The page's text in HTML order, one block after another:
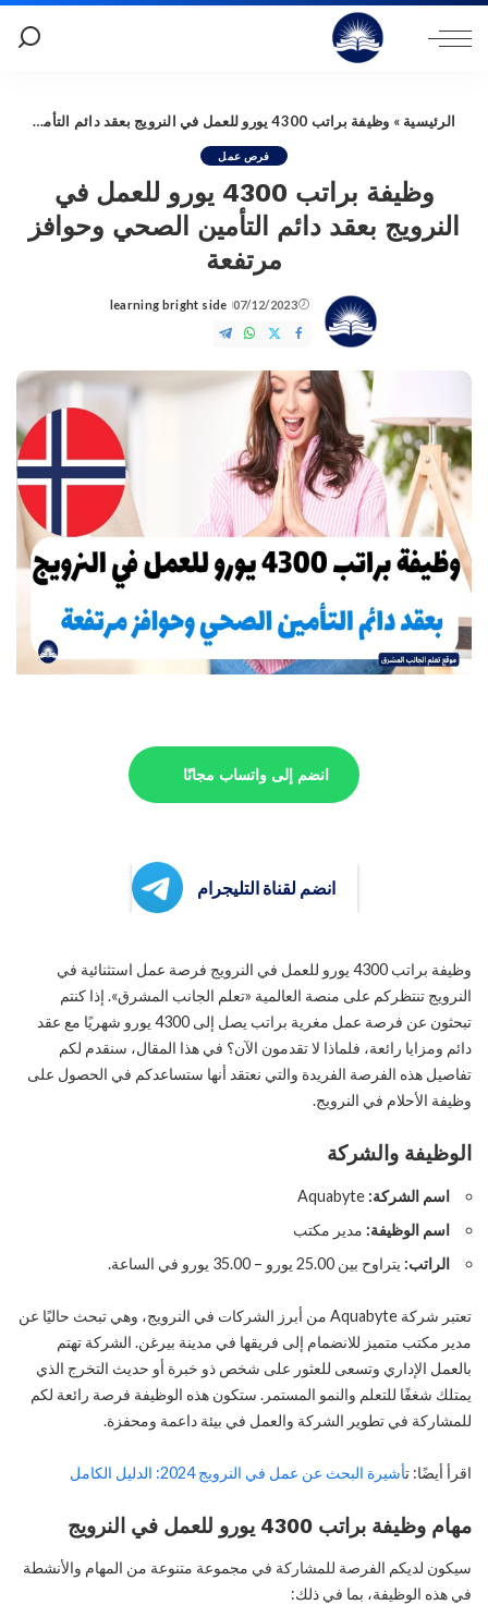
الرئيسية » وظيفة براتب 4300 يورو للعمل في النرويج بعقد دائم التأمين الصحي وحوافز مرتفعة
فرص عمل
وظيفة براتب 4300 يورو للعمل في
النرويج بعقد دائم التأمين الصحي وحوافز
مرتفعة
07/12/2023
Posted
by
learning bright side
انضم إلى واتساب مجانًا
انضم لقناة التليجرام
وظيفة براتب 4300 يورو للعمل في النرويج فرصة عمل استثنائية في
النرويج تنتظركم على منصة العالمية «تعلم الجانب المشرق». إذا كنتم
تبحثون عن فرصة عمل مغرية براتب يصل إلى 4300 يورو شهريًا مع عقد
دائم ومزايا رائعة، فلماذا لا تقدمون الآن؟ في هذا المقال، سنقدم لكم
تفاصيل هذه الفرصة الفريدة والتي نعتقد أنها ستساعدكم في الحصول على
وظيفة الأحلام في النرويج.
الوظيفة والشركة
اسم الشركة: Aquabyte
اسم الوظيفة: مدير مكتب
الراتب: يتراوح بين 25.00 يورو – 35.00 يورو في الساعة.
تعتبر شركة Aquabyte من أبرز الشركات في النرويج، وهي تبحث حاليًا عن
مدير مكتب متميز للانضمام إلى فريقها في مدينة بيرغن. الشركة تهتم
بالعمل الإداري وتسعى للعثور على شخص ذو خبرة أو حديث التخرج الذي
يمتلك شغفًا للتعلم والنمو المستمر. ستكون هذه الوظيفة فرصة رائعة لكم
للمشاركة في تطوير الشركة والعمل في بيئة داعمة ومحفزة.
اقرأ أيضًا: تأشيرة البحث عن عمل في النرويج 2024: الدليل الكامل
مهام وظيفة براتب 4300 يورو للعمل في النرويج
سيكون لديكم الفرصة للمشاركة في مجموعة متنوعة من المهام والأنشطة
في هذه الوظيفة، بما في ذلك: